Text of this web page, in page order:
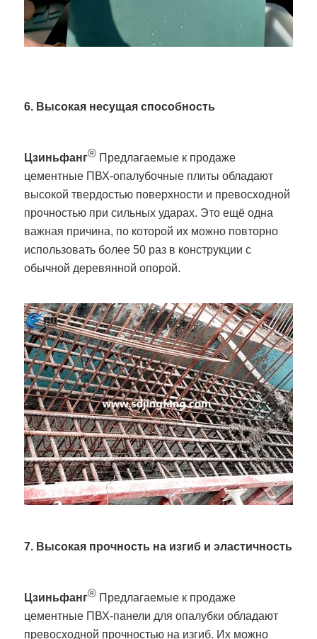
6. Высокая несущая способность
Цзиньфанг® Предлагаемые к продаже
цементные ПВХ-опалубочные плиты обладают
высокой твердостью поверхности и превосходной
прочностью при сильных ударах. Это ещё одна
важная причина, по которой их можно повторно
использовать более 50 раз в конструкции с
обычной деревянной опорой.
7. Высокая прочность на изгиб и эластичность
Цзиньфанг® Предлагаемые к продаже
цементные ПВХ-панели для опалубки обладают
превосходной прочностью на изгиб. Их можно